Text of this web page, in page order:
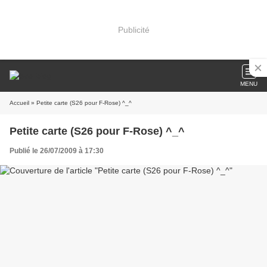
Publicité
MENU
Accueil » Petite carte (S26 pour F-Rose) ^_^
Petite carte (S26 pour F-Rose) ^_^
Publié le 26/07/2009 à 17:30